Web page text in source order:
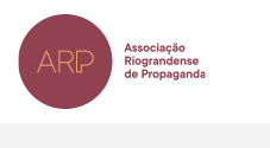
para
o
conteúdo
principal